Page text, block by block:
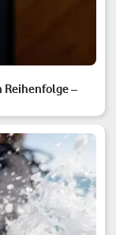
Reihenfolge –